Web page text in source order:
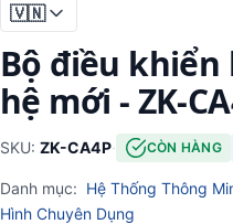
🇻🇳
Bộ điều
hệ mới - ZK-
SKU: ZK-CA4P· CÒN HÀNG
Danh mục: Hệ Thống Thông
Hình Chuyên Dụng